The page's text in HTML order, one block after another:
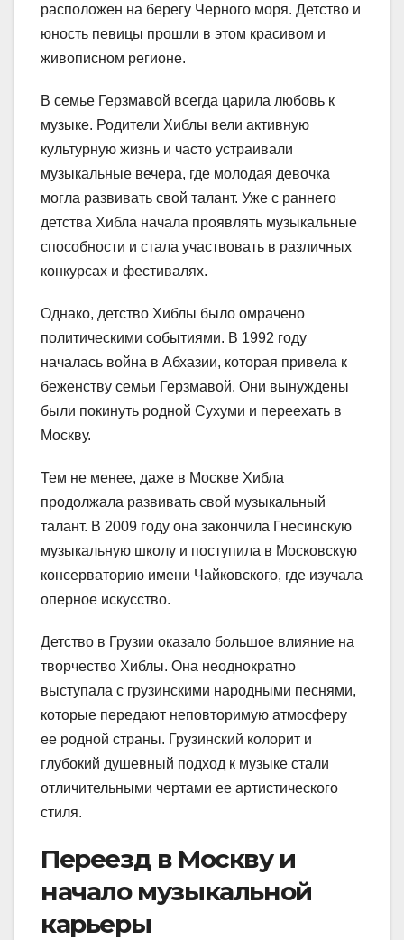
расположен на берегу Черного моря. Детство и
юность певицы прошли в этом красивом и
живописном регионе.
В семье Герзмавой всегда царила любовь к
музыке. Родители Хиблы вели активную
культурную жизнь и часто устраивали
музыкальные вечера, где молодая девочка
могла развивать свой талант. Уже с раннего
детства Хибла начала проявлять музыкальные
способности и стала участвовать в различных
конкурсах и фестивалях.
Однако, детство Хиблы было омрачено
политическими событиями. В 1992 году
началась война в Абхазии, которая привела к
беженству семьи Герзмавой. Они вынуждены
были покинуть родной Сухуми и переехать в
Москву.
Тем не менее, даже в Москве Хибла
продолжала развивать свой музыкальный
талант. В 2009 году она закончила Гнесинскую
музыкальную школу и поступила в Московскую
консерваторию имени Чайковского, где изучала
оперное искусство.
Детство в Грузии оказало большое влияние на
творчество Хиблы. Она неоднократно
выступала с грузинскими народными песнями,
которые передают неповторимую атмосферу
ее родной страны. Грузинский колорит и
глубокий душевный подход к музыке стали
отличительными чертами ее артистического
стиля.
Переезд в Москву и
начало музыкальной
карьеры